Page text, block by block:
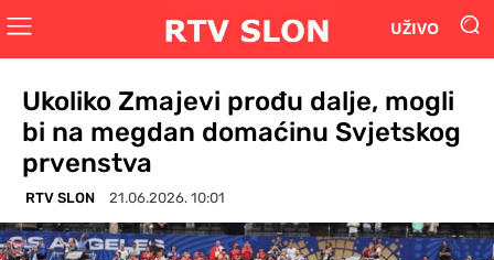
UŽIVO
Ukoliko Zmajevi prođu dalje, mogli
bi na megdan domaćinu Svjetskog
prvenstva
RTV SLON 21.06.2026. 10:01